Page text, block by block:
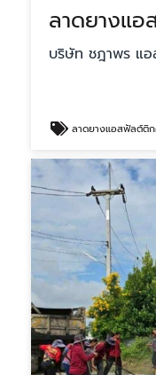
ลาดยางแ
บริษัท ชฎาพร แ
ลาดยางแอสฟัลต์ติ